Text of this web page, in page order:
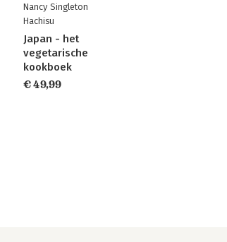
Nancy Singleton
Hachisu
Japan - het
vegetarische
kookboek
€ 49,99